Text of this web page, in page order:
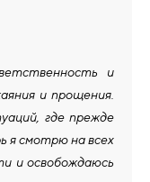
и
и прощения.
где прежде
я смотрю на всех
и освобождаюсь